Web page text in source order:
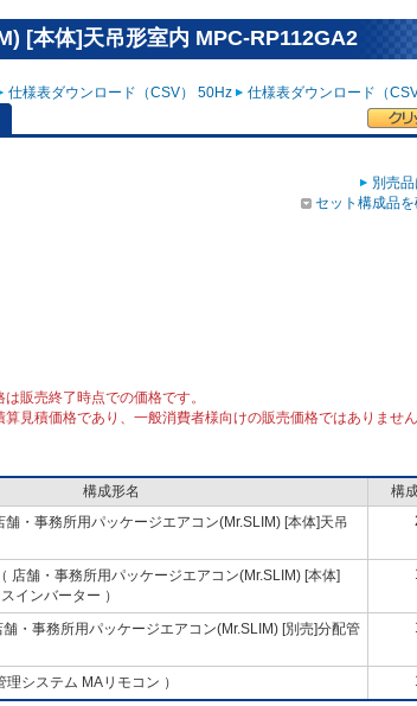
[本体]天吊形室内 MPC-RP112GA2
仕様表ダウンロード（CSV） 50Hz 仕様表ダウンロード（
別売
セット構成品
販売終了時点での価格です。
見積価格であり、一般消費者様向けの販売価格ではありませ
構成形名
構
舗・事務所用パッケージエアコン(Mr.SLIM) [本体]天吊
（ 店舗・事務所用パッケージエアコン(Mr.SLIM) [本体]
インバーター ）
舗・事務所用パッケージエアコン(Mr.SLIM) [別売]分配管
理システム MAリモコン ）